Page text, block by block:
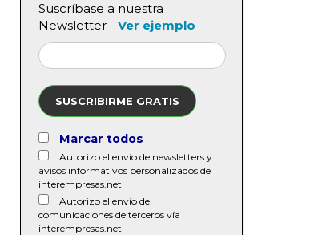
Suscríbase a nuestra
Newsletter - Ver ejemplo
SUSCRIBIRME GRATIS
Marcar todos
Autorizo el envío de newsletters y
avisos informativos personalizados de
interempresas.net
Autorizo el envío de
comunicaciones de terceros vía
interempresas.net